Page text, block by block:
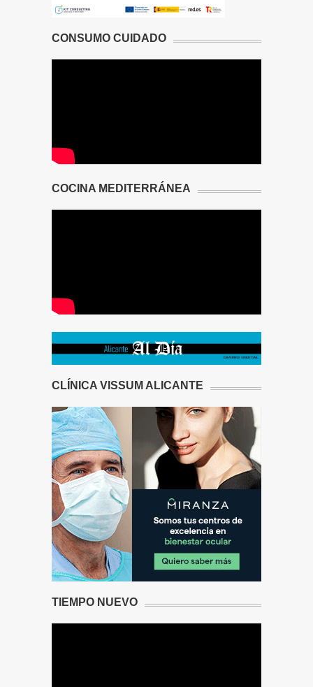
CONSUMO CUIDADO
COCINA MEDITERRÁNEA
CLÍNICA VISSUM ALICANTE
TIEMPO NUEVO